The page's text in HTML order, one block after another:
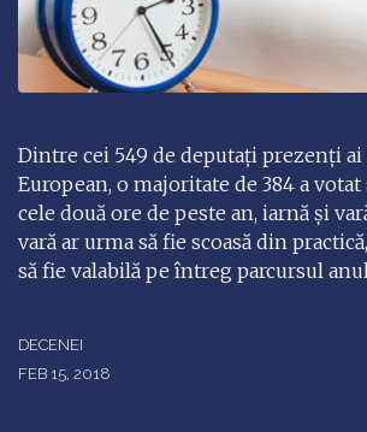
Dintre cei 549 de deputați prezenți
European, o majoritate de 384 a
cele două ore de peste an, iarnă și
vară ar urma să fie scoasă din
să fie valabilă pe întreg parcursul
DECENEI
FEB 15, 2018